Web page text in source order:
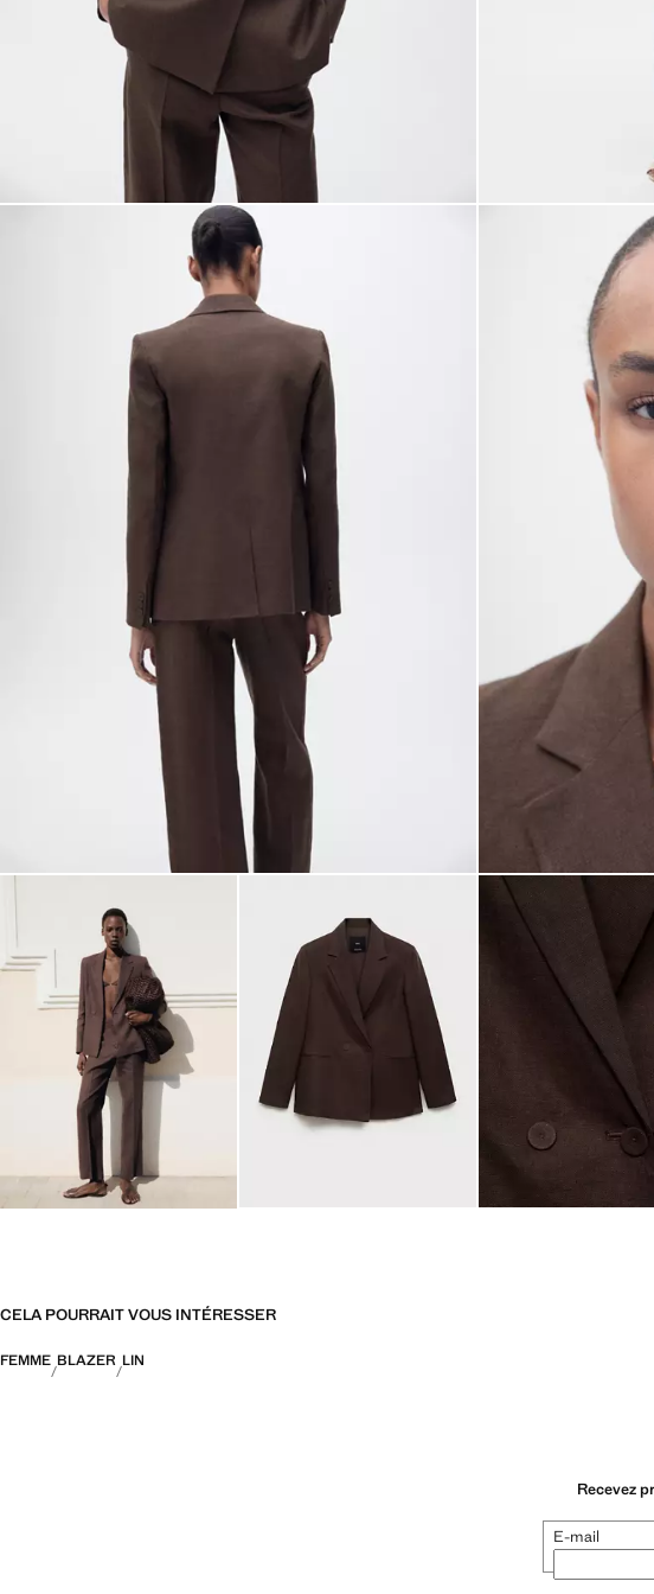
CELA POURRAIT VOUS INTÉRESSER
FEMME BLAZER LIN
Recevez
E-mail